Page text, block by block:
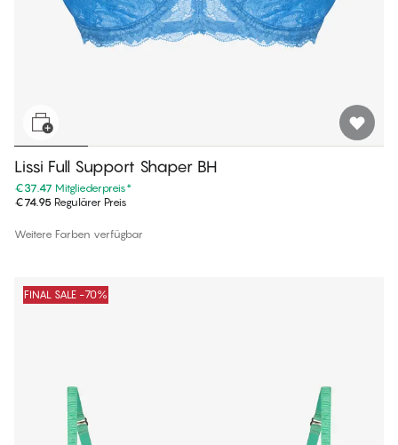
Lissi Full Support Shaper BH
€37.47 Mitgliederpreis*
€74.95 Regulärer Preis
Weitere Farben verfügbar
FINAL SALE -70%